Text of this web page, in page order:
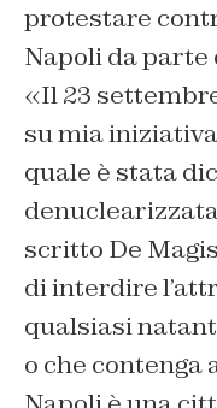
protestare
Napoli da parte
«Il 23
su mia
quale è stata
scritto De
di interdire
qualsiasi
o che